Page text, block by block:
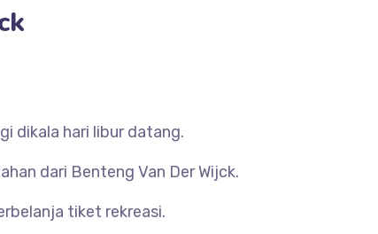
dikala hari libur datang.
dari Benteng Van Der Wijck.
tiket rekreasi.